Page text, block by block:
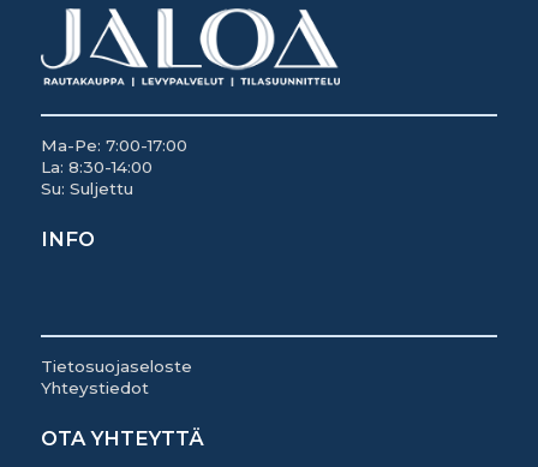
Ma-Pe: 7:00-17:00
La: 8:30-14:00
Su: Suljettu
INFO
Tietosuojaseloste
Yhteystiedot
OTA YHTEYTTÄ